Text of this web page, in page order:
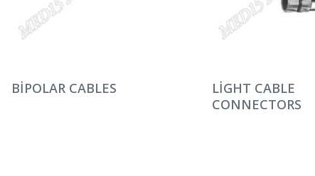
DEVAMINI OKU
BIPOLAR CABLES DEVAMINI OKU
LIGHT CABLE
CONNECTORS